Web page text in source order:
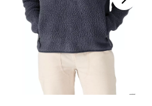
Ikke på lager